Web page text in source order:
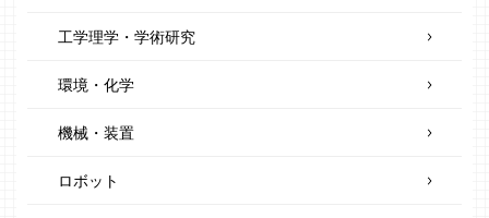
工学理学・学術研究
環境・化学
機械・装置
ロボット